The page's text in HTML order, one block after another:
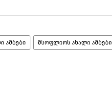
ამბები მსოფლიოს ახალი ამბები